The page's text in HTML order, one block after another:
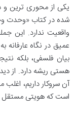
یکی از محوری ترین و
شده در کتاب «وحدت
واقعیت ندارد. این
عمیق در نگاه
بیان فلسفی، بلکه
هستی ریشه دارد. از
آن سروکار داریم،
است که هویتی مستقل